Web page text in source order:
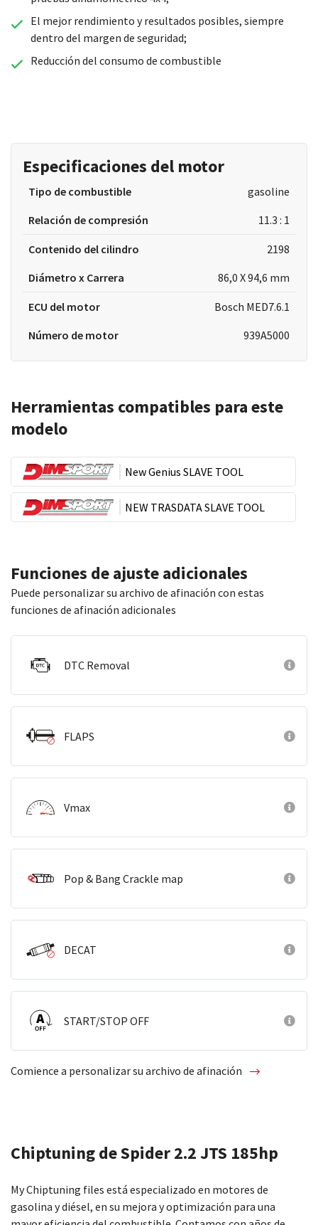
El mejor rendimiento y resultados posibles, siempre
dentro del margen de seguridad;
Reducción del consumo de combustible
Especificaciones del motor
Tipo de combustible
gasoline
Relación de compresión
11.3 : 1
Contenido del cilindro
2198
Diámetro x Carrera
86,0 X 94,6 mm
ECU del motor
Bosch MED7.6.1
Número de motor
939A5000
Herramientas compatibles para este
modelo
New Genius SLAVE TOOL
NEW TRASDATA SLAVE TOOL
Funciones de ajuste adicionales
Puede personalizar su archivo de afinación con estas
funciones de afinación adicionales
DTC Removal
FLAPS
Vmax
Pop & Bang Crackle map
DECAT
START/STOP OFF
Comience a personalizar su archivo de afinación
Chiptuning de Spider 2.2 JTS 185hp
My Chiptuning files está especializado en motores de
gasolina y diésel, en su mejora y optimización para una